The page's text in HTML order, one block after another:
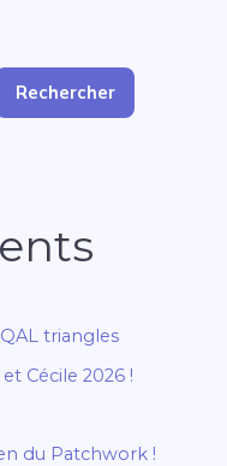
Rechercher
triangles
Cécile 2026 !
du Patchwork !